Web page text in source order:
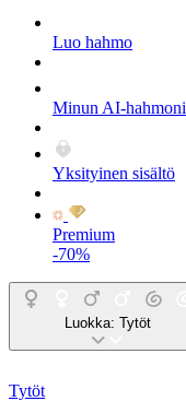
Luo hahmo
Minun AI-hahmoni
Yksityinen sisältö
Premium
-70%
Luokka: Tytöt
Tytöt